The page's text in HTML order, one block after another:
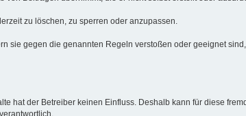
zu löschen, zu sperren oder anzupassen.
sie gegen die genannten Regeln verstoßen oder geeignet
hat der Betreiber keinen Einfluss. Deshalb kann für diese